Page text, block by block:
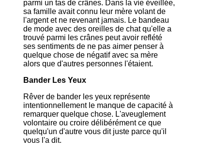
parmi un tas de crânes. Dans la vie éveillée,
sa famille avait connu leur mère volant de
l'argent et ne revenant jamais. Le bandeau
de mode avec des oreilles de chat qu'elle a
trouvé parmi les crânes peut avoir reflété
ses sentiments de ne pas aimer penser à
quelque chose de négatif avec sa mère
alors que d'autres personnes l'étaient.
Bander Les Yeux
Rêver de bander les yeux représente
intentionnellement le manque de capacité à
remarquer quelque chose. L'aveuglement
volontaire ou croire délibérément ce que
quelqu'un d'autre vous dit juste parce qu'il
vous l'a dit.